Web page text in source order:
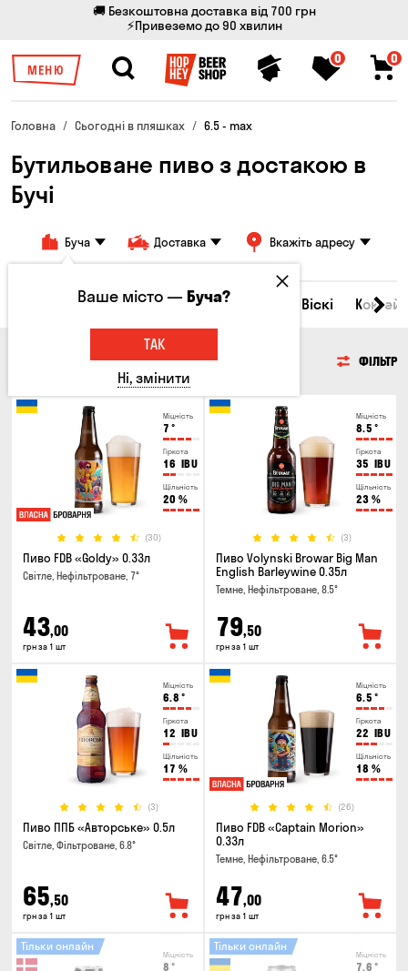
🚚 Безкоштовна доставка від 700 грн
⚡Привеземо до 90 хвилин
МЕНЮ
0 0
Головна Сьогодні в пляшках 6.5 - max
Бутильоване пиво з достакою в
Бучі
Буча Доставка Вкажіть адресу
Всі товари Пиво Сидр Віскі
ФІЛЬТР
Міцність
7 °
Гіркота
16 IBU
Щільність
20 %
(30)
Пиво FDB «Goldy» 0.33л
Світле, Нефільтроване, 7°
43,00
грн за 1 шт
Міцність
8.5 °
Гіркота
35 IBU
Щільність
23 %
(3)
Пиво Volynski Browar Big Man
English Barleywine 0.35л
Темне, Нефільтроване, 8.5°
79,50
грн за 1 шт
Міцність
6.8 °
Гіркота
12 IBU
Щільність
17 %
(3)
Пиво ППБ «Авторське» 0.5л
Світле, Фільтроване, 6.8°
65,50
грн за 1 шт
Міцність
6.5 °
Гіркота
22 IBU
Щільність
18 %
(26)
Пиво FDB «Captain Morion»
0.33л
Темне, Нефільтроване, 6.5°
47,00
грн за 1 шт
Міцність
8 °
Тільки онлайн
Міцність
7.6 °
Тільки онлайн
Ваше місто —Буча?
ТАК
Ні, змінити